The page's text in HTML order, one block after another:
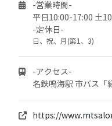
-営業時間-
平日10:00-17:00 土
-定休日-
日、祝、月(第1、3)
-アクセス-
名鉄鳴海駅 市バス「
https://